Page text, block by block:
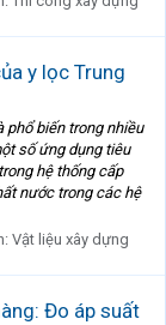
y lọc Trung
phổ biến trong nhiều
số ứng dụng tiêu
hệ thống cấp
nước trong các hệ
Vật liệu xây dựng
Đo áp suất